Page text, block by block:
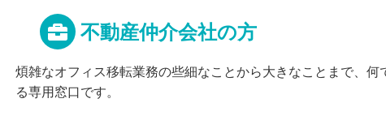
不動産仲介会社の方
煩雑なオフィス移転業務の些細なことから大きなことまで、何
る専用窓口です。